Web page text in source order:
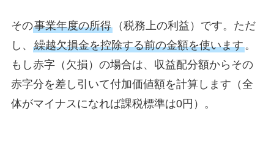
その事業年度の所得（税務上の利益）です。ただ
し、 繰越欠損金を控除する前の金額を使います。
もし赤字（欠損）の場合は、収益配分額からその
赤字分を差し引いて付加価値額を計算します（全
体がマイナスになれば課税標準は0円）。